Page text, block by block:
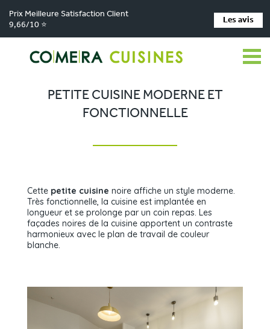
Prix Meilleure Satisfaction Client
9,66/10 ⭐
Les avis
Comera Cuisines > Nos magasins de cuisine > Cuisiniste BALMA
Réalisations > Petite cuisine moderne et fonctionnelle
PETITE CUISINE MODERNE ET
FONCTIONNELLE
Cette petite cuisine noire affiche un style moderne.
Très fonctionnelle, la cuisine est implantée en
longueur et se prolonge par un coin repas. Les
façades noires de la cuisine apportent un contraste
harmonieux avec le plan de travail de couleur
blanche.